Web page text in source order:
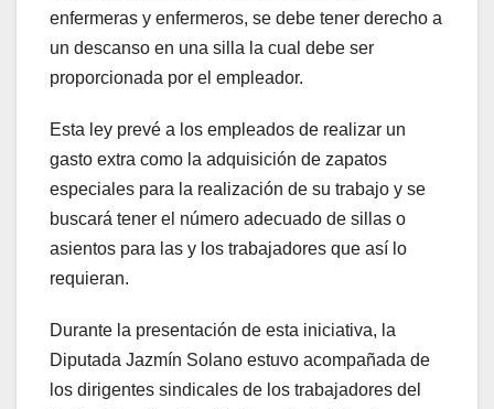
enfermeras y enfermeros, se debe tener derecho a
un descanso en una silla la cual debe ser
proporcionada por el empleador.
Esta ley prevé a los empleados de realizar un
gasto extra como la adquisición de zapatos
especiales para la realización de su trabajo y se
buscará tener el número adecuado de sillas o
asientos para las y los trabajadores que así lo
requieran.
Durante la presentación de esta iniciativa, la
Diputada Jazmín Solano estuvo acompañada de
los dirigentes sindicales de los trabajadores del